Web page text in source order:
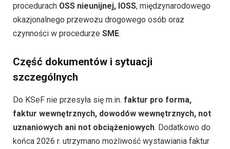
procedurach OSS nieunijnej, IOSS, międzynarodowego
okazjonalnego przewozu drogowego osób oraz
czynności w procedurze SME.
Część dokumentów i sytuacji
szczególnych
Do KSeF nie przesyła się m.in. faktur pro forma,
faktur wewnętrznych, dowodów wewnętrznych, not
uznaniowych ani not obciążeniowych. Dodatkowo do
końca 2026 r. utrzymano możliwość wystawiania faktur